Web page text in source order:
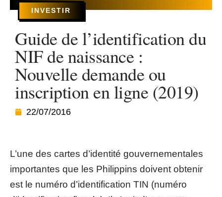
INVESTIR
Guide de l’identification du
NIF de naissance :
Nouvelle demande ou
inscription en ligne (2019)
22/07/2016
L’une des cartes d’identité gouvernementales
importantes que les Philippins doivent obtenir
est le numéro d’identification TIN (numéro